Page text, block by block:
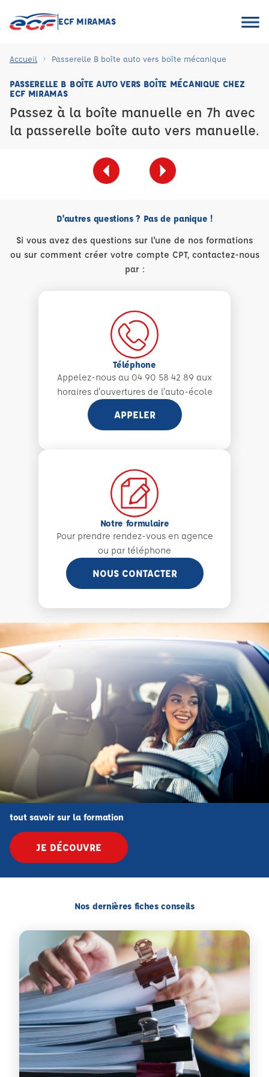
ECF MIRAMAS
Accueil Passerelle B boîte auto vers boîte mécanique
PASSERELLE B BOÎTE AUTO VERS BOÎTE MÉCANIQUE CHEZ
ECF MIRAMAS
Passez à la boîte manuelle en 7h avec
la passerelle boîte auto vers manuelle.
D'autres questions ? Pas de panique !
Si vous avez des questions sur l'une de nos formations
ou sur comment créer votre compte CPT, contactez-nous
par :
Téléphone
Appelez-nous au 04 90 58 42 89 aux
horaires d'ouvertures de l'auto-école
APPELER
Notre formulaire
Pour prendre rendez-vous en agence
ou par téléphone
NOUS CONTACTER
tout savoir sur la formation
JE DÉCOUVRE
Nos dernières fiches conseils